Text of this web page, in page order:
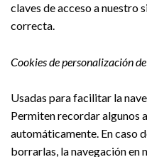
claves de acceso a nuestro
correcta.
Cookies de personalización
Usadas para facilitar la
Permiten recordar algunos
automáticamente. En caso
borrarlas, la navegación en